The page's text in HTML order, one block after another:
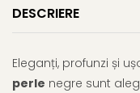
DESCRIERE
Eleganți, profunzi și
perle negre sunt